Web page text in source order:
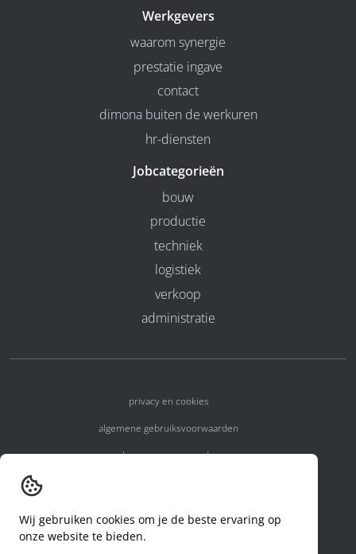
Werkgevers
waarom synergie
prestatie ingave
contact
dimona buiten de werkuren
hr-diensten
Jobcategorieën
bouw
productie
techniek
logistiek
verkoop
administratie
privacy en cookies
algemene gebruiksvoorwaarden
algemene voorwaarden
code of conduct
Wij gebruiken cookies om je de beste ervaring op
onze website te bieden.